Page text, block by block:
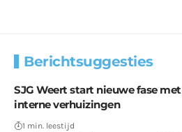
Berichtsuggesties
SJG Weert start nieuwe fase met
interne verhuizingen
1 min. leestijd